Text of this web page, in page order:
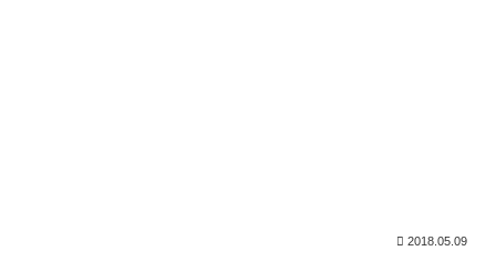
2018.05.09